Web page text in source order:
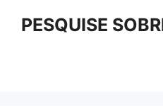
PESQUISE